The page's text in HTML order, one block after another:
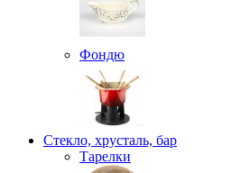
Фондю
Стекло, хрусталь, бар
Тарелки